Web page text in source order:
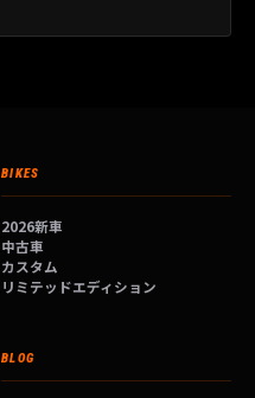
BIKES
2026新車
中古車
カスタム
リミテッドエディション
BLOG